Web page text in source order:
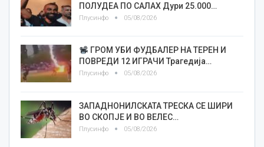
ПОЛУДЕА ПО САЛАХ Дури 25.000…
Плусинфо 05/08/2026
ГРОМ УБИ ФУДБАЛЕР НА ТЕРЕН И
ПОВРЕДИ 12 ИГРАЧИ Трагедија…
Плусинфо 05/08/2026
ЗАПАДНОНИЛСКАТА ТРЕСКА СЕ ШИРИ
ВО СКОПЈЕ И ВО ВЕЛЕС…
Плусинфо 05/08/2026